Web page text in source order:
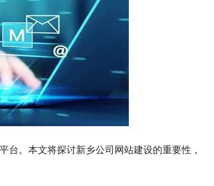
台。本文将探讨新乡公司网站建设的重要性，